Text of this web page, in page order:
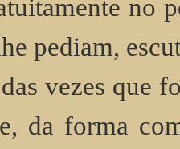
no
pediam,
vezes que
da forma